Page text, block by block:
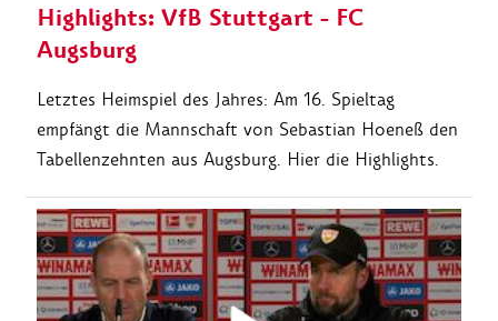
Highlights: VfB Stuttgart - FC
Augsburg
Letztes Heimspiel des Jahres: Am 16. Spieltag
empfängt die Mannschaft von Sebastian Hoeneß den
Tabellenzehnten aus Augsburg. Hier die Highlights.